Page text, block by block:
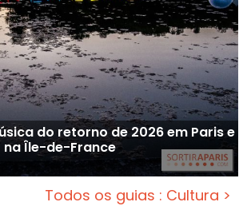
do retorno de 2026 em Paris e
na Île-de-France
Todos os guias : Cultura >